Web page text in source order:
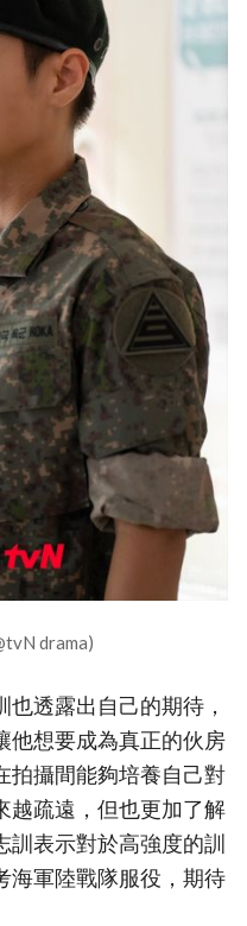
drama)
透露出自己的期待，
他想要成為真正的伙房
拍攝間能夠培養自己對
越疏遠，但也更加了解
訓表示對於高強度的訓
海軍陸戰隊服役，期待